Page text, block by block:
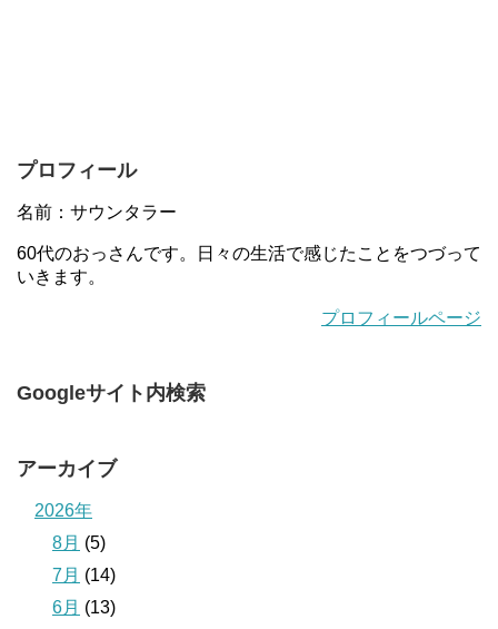
プロフィール
名前：サウンタラー
60代のおっさんです。日々の生活で感じたことをつづって
いきます。
プロフィールページ
Googleサイト内検索
アーカイブ
2026年
8月 (5)
7月 (14)
6月 (13)